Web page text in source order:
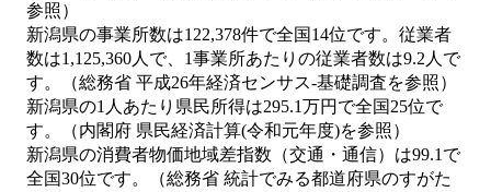
参照）
新潟県の事業所数は122,378件で全国14位です。従業者
数は1,125,360人で、1事業所あたりの従業者数は9.2人で
す。（総務省 平成26年経済センサス‐基礎調査を参照）
新潟県の1人あたり県民所得は295.1万円で全国25位で
す。（内閣府 県民経済計算(令和元年度)を参照）
新潟県の消費者物価地域差指数（交通・通信）は99.1で
全国30位です。（総務省 統計でみる都道府県のすがた